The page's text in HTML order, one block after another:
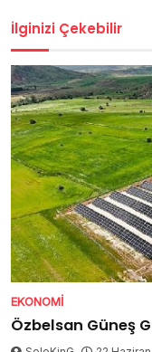
İlginizi Çekebilir
EKONOMI
Özbelsan Güneş